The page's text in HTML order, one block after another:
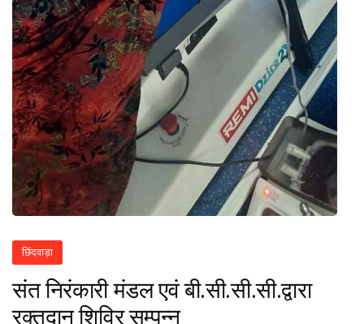
छिंदवाड़ा
संत निरंकारी मंडल एवं बी.सी.सी.सी.द्वारा
रक्तदान शिविर सम्पन्न